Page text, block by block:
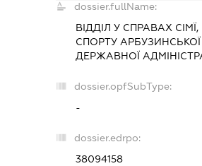
dossier.fullName:
ВІДДІЛ У СПРАВАХ
СПОРТУ
ДЕРЖАВНОЇ
dossier.opfSubType:
-
dossier.edrpo:
38094158